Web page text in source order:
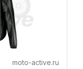
moto-active.ru